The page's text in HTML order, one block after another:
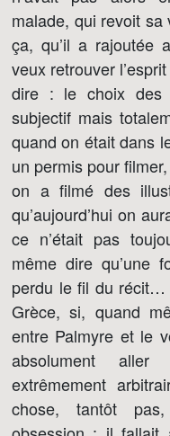
malade, qui revoit sa
ça, qu’il a rajoutée
veux retrouver
dire : le choix des
subjectif mais
quand on était dans
un permis pour
on a filmé des
qu’aujourd’hui on
ce n’était pas
même dire qu’une
perdu le fil du récit…
Grèce, si, quand
entre Palmyre et le
absolument
extrêmement
chose, tantôt